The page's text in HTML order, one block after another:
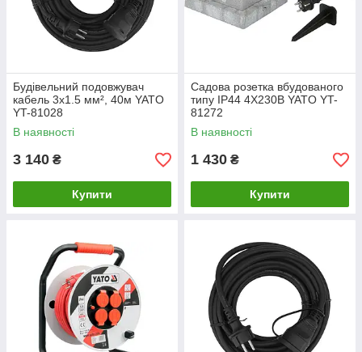
Будівельний подовжувач
кабель 3х1.5 мм², 40м YATO
YT-81028
В наявності
3 140 ₴
Купити
Садова розетка вбудованого
типу IP44 4X230В YATO YT-
81272
В наявності
1 430 ₴
Купити